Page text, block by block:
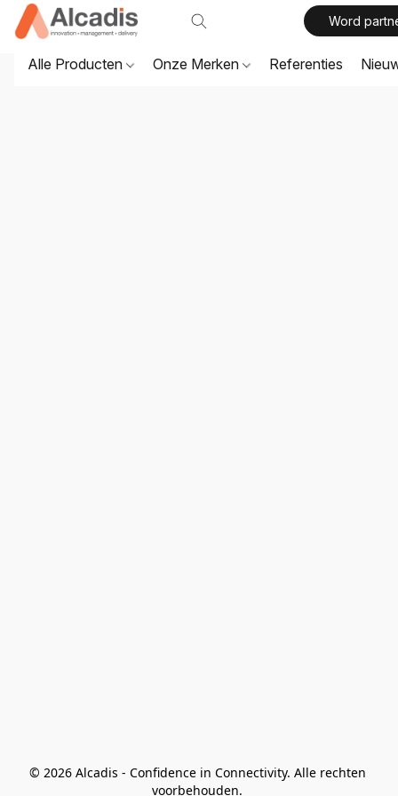
Word
Alle Producten Onze Merken Referenties
© 2026 Alcadis - Confidence in Connectivity. Alle rechten
voorbehouden.